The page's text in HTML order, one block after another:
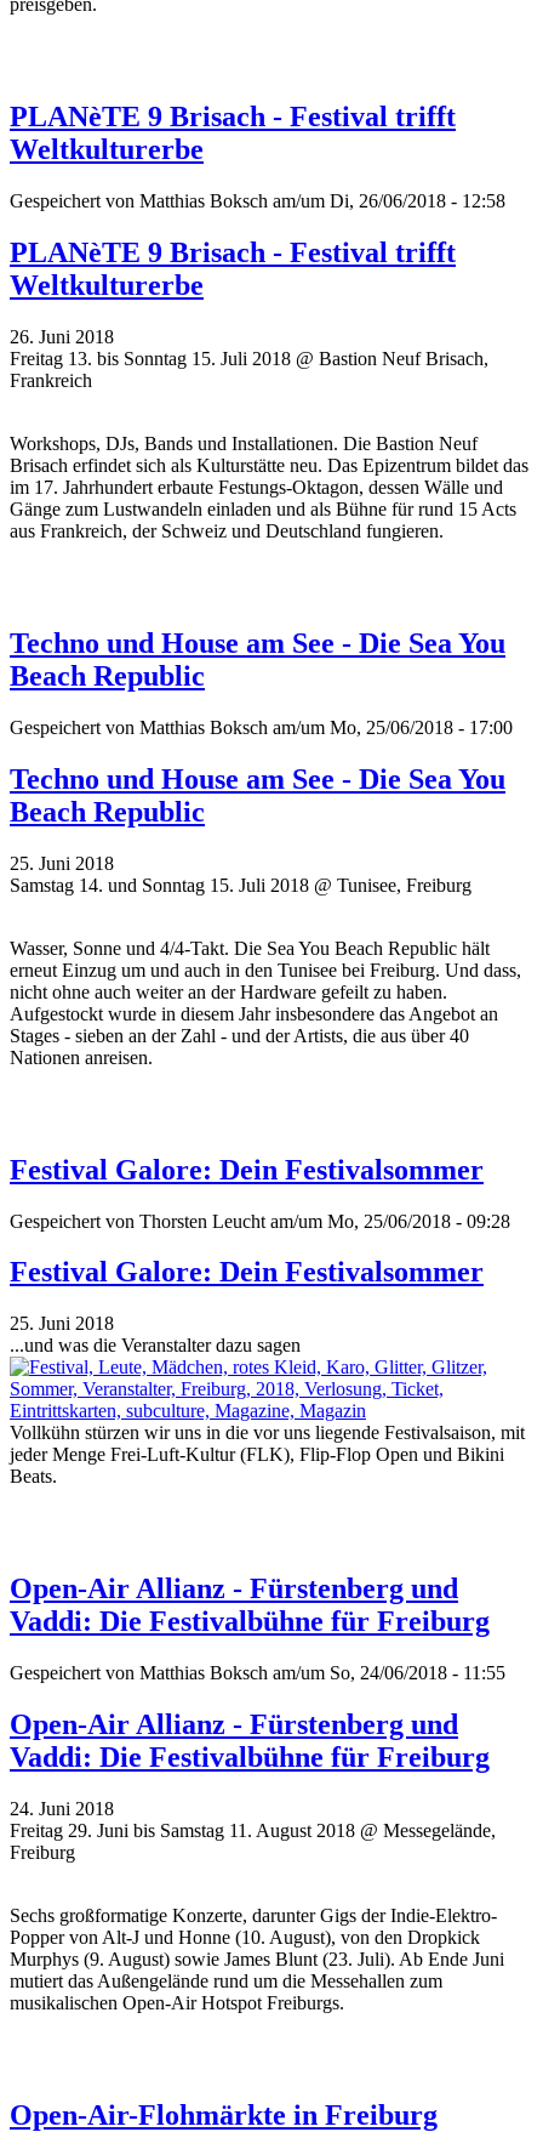
preisgeben.
PLANèTE 9 Brisach - Festival trifft
Weltkulturerbe
Gespeichert von Matthias Boksch am/um Di, 26/06/2018 - 12:58
PLANèTE 9 Brisach - Festival trifft
Weltkulturerbe
26. Juni 2018
Freitag 13. bis Sonntag 15. Juli 2018 @ Bastion Neuf Brisach,
Frankreich
Workshops, DJs, Bands und Installationen. Die Bastion Neuf
Brisach erfindet sich als Kulturstätte neu. Das Epizentrum bildet das
im 17. Jahrhundert erbaute Festungs-Oktagon, dessen Wälle und
Gänge zum Lustwandeln einladen und als Bühne für rund 15 Acts
aus Frankreich, der Schweiz und Deutschland fungieren.
Techno und House am See - Die Sea You
Beach Republic
Gespeichert von Matthias Boksch am/um Mo, 25/06/2018 - 17:00
Techno und House am See - Die Sea You
Beach Republic
25. Juni 2018
Samstag 14. und Sonntag 15. Juli 2018 @ Tunisee, Freiburg
Wasser, Sonne und 4/4-Takt. Die Sea You Beach Republic hält
erneut Einzug um und auch in den Tunisee bei Freiburg. Und dass,
nicht ohne auch weiter an der Hardware gefeilt zu haben.
Aufgestockt wurde in diesem Jahr insbesondere das Angebot an
Stages - sieben an der Zahl - und der Artists, die aus über 40
Nationen anreisen.
Festival Galore: Dein Festivalsommer
Gespeichert von Thorsten Leucht am/um Mo, 25/06/2018 - 09:28
Festival Galore: Dein Festivalsommer
25. Juni 2018
...und was die Veranstalter dazu sagen
Vollkühn stürzen wir uns in die vor uns liegende Festivalsaison, mit
jeder Menge Frei-Luft-Kultur (FLK), Flip-Flop Open und Bikini
Beats.
Open-Air Allianz - Fürstenberg und
Vaddi: Die Festivalbühne für Freiburg
Gespeichert von Matthias Boksch am/um So, 24/06/2018 - 11:55
Open-Air Allianz - Fürstenberg und
Vaddi: Die Festivalbühne für Freiburg
24. Juni 2018
Freitag 29. Juni bis Samstag 11. August 2018 @ Messegelände,
Freiburg
Sechs großformatige Konzerte, darunter Gigs der Indie-Elektro-
Popper von Alt-J und Honne (10. August), von den Dropkick
Murphys (9. August) sowie James Blunt (23. Juli). Ab Ende Juni
mutiert das Außengelände rund um die Messehallen zum
musikalischen Open-Air Hotspot Freiburgs.
Open-Air-Flohmärkte in Freiburg